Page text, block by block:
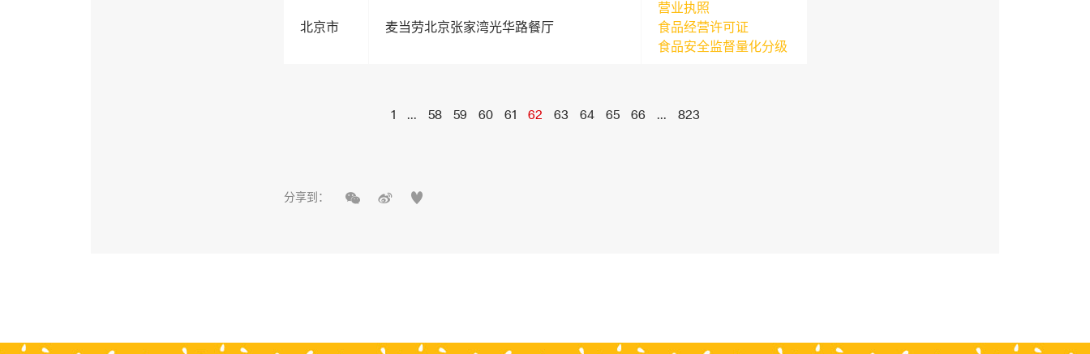
北京市 麦当劳北京张家湾光华路餐厅
营业执照
食品经营许可证
食品安全监督量化分级
1 ... 58 59 60 61 62 63 64 65 66 ... 823
分享到：   